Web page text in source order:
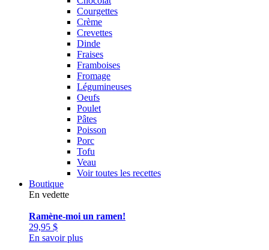
Courgettes
Crème
Crevettes
Dinde
Fraises
Framboises
Fromage
Légumineuses
Oeufs
Poulet
Pâtes
Poisson
Porc
Tofu
Veau
Voir toutes les recettes
Boutique
En vedette
Ramène-moi un ramen!
29,95 $
En savoir plus